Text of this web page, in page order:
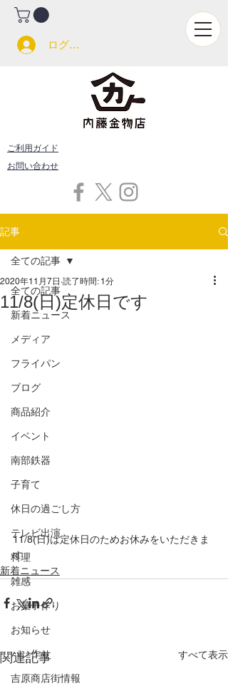
ログイン
ご利用ガイド
お問い合わせ
記事
全ての記事
新着ニュース
メディア
フライパン
ブログ
商品紹介
イベント
南部鉄器
子育て
休日の過ごし方
テレビ出演
料理
雑感
お菓子作り
お知らせ
パン作り
吉原商店街情報
全ての記事
11/8(日)定休日です
2020年11月7日 読了時間: 1分
11/8(日)は定休日のためお休みをいただきま
す。
新着ニュース
関連記事 すべて表示